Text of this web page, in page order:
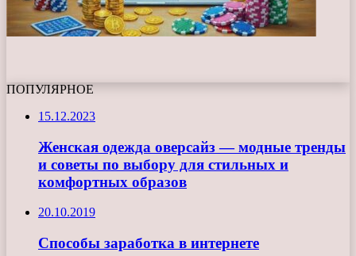
ПОПУЛЯРНОЕ
15.12.2023
Женская одежда оверсайз — модные тренды
и советы по выбору для стильных и
комфортных образов
20.10.2019
Способы заработка в интернете